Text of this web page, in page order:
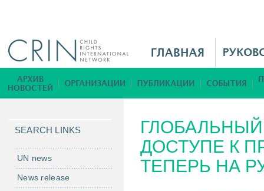
i
n
n
u
R
Б
и
ГЛОБАЛЬНЫЙ
ДОСТУПЕ К
ТЕПЕРЬ НА
SEARCH LINKS
UN news
News release